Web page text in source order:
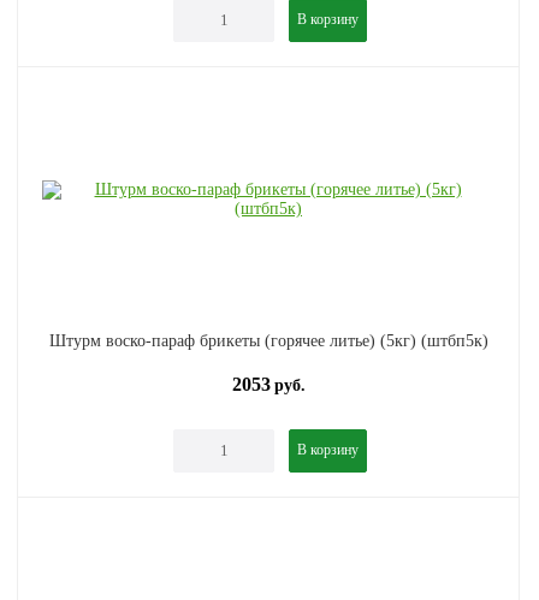
В корзину
Штурм воско-параф брикеты (горячее литье) (5кг) (штбп5к)
2053 руб.
В корзину